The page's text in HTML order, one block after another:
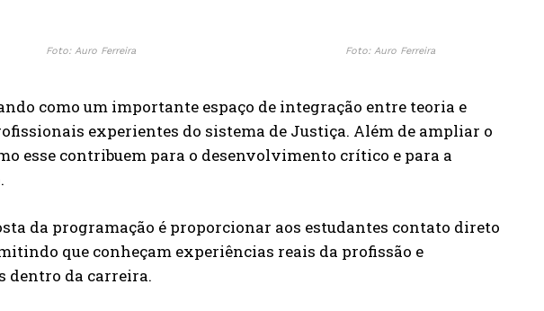
Foto: Auro Ferreira Foto: Auro Ferreira
como um importante espaço de integração entre teoria e
experientes do sistema de Justiça. Além de ampliar o
esse contribuem para o desenvolvimento crítico e para a
da programação é proporcionar aos estudantes contato direto
que conheçam experiências reais da profissão e
dentro da carreira.